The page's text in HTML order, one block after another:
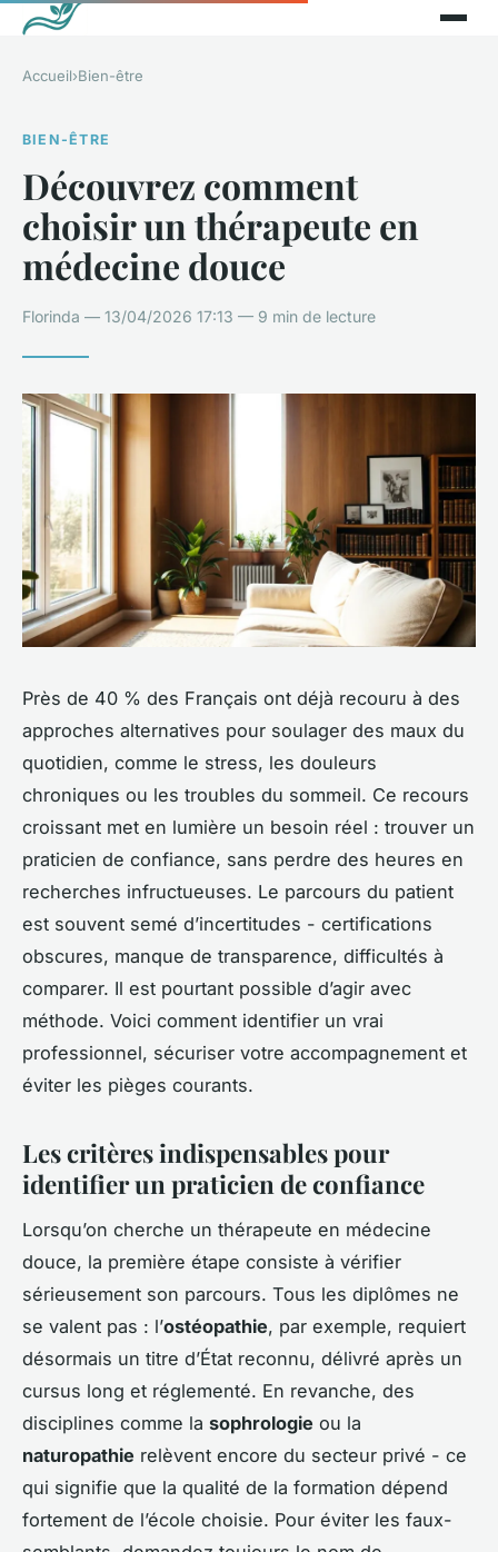
Accueil›Bien-être
BIEN-ÊTRE
Découvrez comment
choisir un thérapeute en
médecine douce
Florinda — 13/04/2026 17:13 — 9 min de lecture
Près de 40 % des Français ont déjà recouru à des
approches alternatives pour soulager des maux du
quotidien, comme le stress, les douleurs
chroniques ou les troubles du sommeil. Ce recours
croissant met en lumière un besoin réel : trouver un
praticien de confiance, sans perdre des heures en
recherches infructueuses. Le parcours du patient
est souvent semé d’incertitudes - certifications
obscures, manque de transparence, difficultés à
comparer. Il est pourtant possible d’agir avec
méthode. Voici comment identifier un vrai
professionnel, sécuriser votre accompagnement et
éviter les pièges courants.
Les critères indispensables pour
identifier un praticien de confiance
Lorsqu’on cherche un thérapeute en médecine
douce, la première étape consiste à vérifier
sérieusement son parcours. Tous les diplômes ne
se valent pas : l’ostéopathie, par exemple, requiert
désormais un titre d’État reconnu, délivré après un
cursus long et réglementé. En revanche, des
disciplines comme la sophrologie ou la
naturopathie relèvent encore du secteur privé - ce
qui signifie que la qualité de la formation dépend
fortement de l’école choisie. Pour éviter les faux-